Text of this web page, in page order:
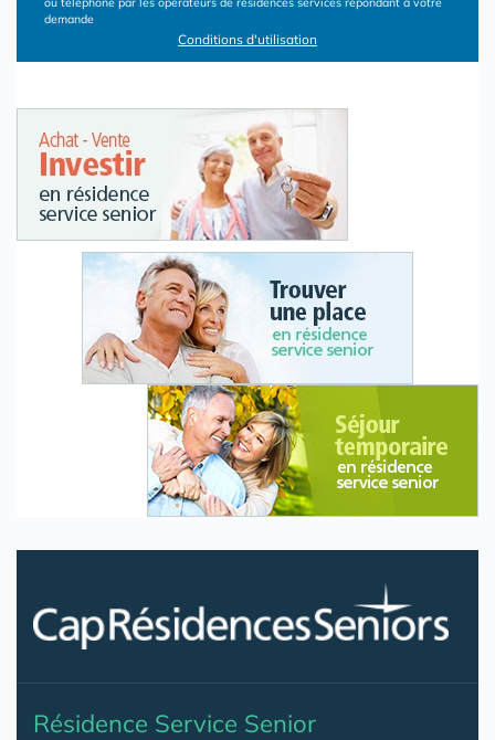
demande
Conditions d'utilisation
Résidence Service Senior